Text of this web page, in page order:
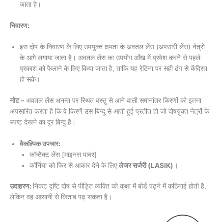
जाता है।
निवारण:
इस दोष के निवारण के लिए उपयुक्त क्षमता के अवतल लेंस (अपसारी लेंस) नेत्रों
के आगे लगाया जाता है। अवतल लेंस का उपयोग आँख में प्रवेश करने से पहले
प्रकाश को फैलाने के लिए किया जाता है, ताकि यह रेटिना पर सही ढंग से केंद्रित
हो सके।
नोट – अवतल लेंस अनन्त पर स्थित वस्तु से आने वाली समानांतर किरणों को इतना
अपसारित करता है कि वे किरणें उस बिन्दु से आती हुई प्रतीत हो जो दोषयुक्त नेत्रों के
स्पष्ट देखने का दूर बिन्दु है।
वैकल्पिक उपचार:
कॉन्टैक्ट लेंस [माइनस पावर]
कॉर्निया को फिर से आकार देने के लिए लेजर सर्जरी (LASIK)।
उदाहरण: निकट दृष्टि दोष से पीड़ित व्यक्ति को कक्षा में बोर्ड पढ़ने में कठिनाई होती है,
लेकिन वह आसानी से किताब पढ़ सकता है।